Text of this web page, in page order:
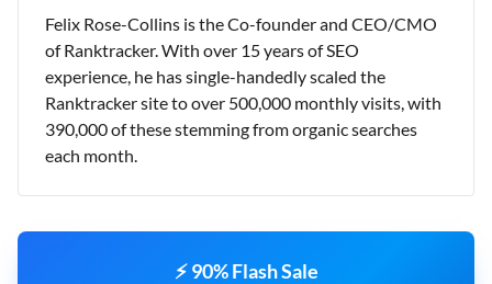
Felix Rose-Collins is the Co-founder and CEO/CMO
of Ranktracker. With over 15 years of SEO
experience, he has single-handedly scaled the
Ranktracker site to over 500,000 monthly visits, with
390,000 of these stemming from organic searches
each month.
⚡ 90% Flash Sale